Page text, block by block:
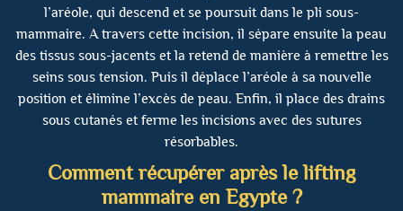
l’aréole, qui descend et se poursuit dans le pli sous-
mammaire. A travers cette incision, il sépare ensuite la peau
des tissus sous-jacents et la retend de manière à remettre les
seins sous tension. Puis il déplace l’aréole à sa nouvelle
position et élimine l’excès de peau. Enfin, il place des drains
sous cutanés et ferme les incisions avec des sutures
résorbables.
Comment récupérer après le lifting
mammaire en Egypte ?